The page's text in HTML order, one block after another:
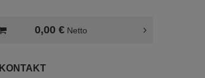
0,00 € Netto
KONTAKT